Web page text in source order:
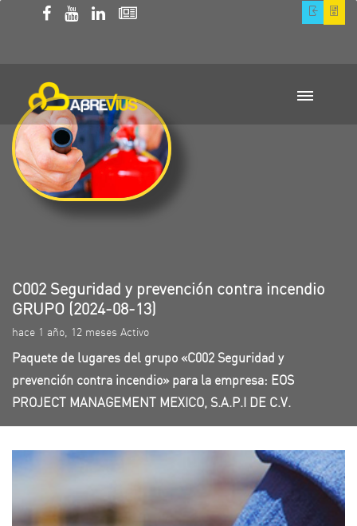
C002 Seguridad y prevención contra incendio
GRUPO (2024-08-13)
hace 1 año, 12 meses Activo
Paquete de lugares del grupo «C002 Seguridad y
prevención contra incendio» para la empresa: EOS
PROJECT MANAGEMENT MEXICO, S.A.P.I DE C.V.